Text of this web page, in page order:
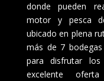
donde pueden
motor y pesca
ubicado en plena
más de 7
para disfrutar
excelente